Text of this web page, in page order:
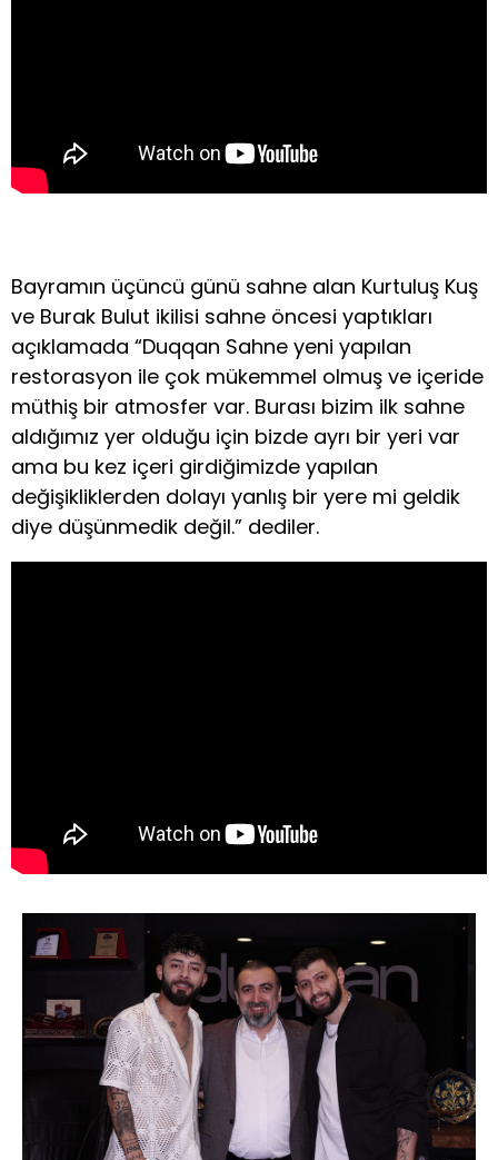
Bayramın üçüncü günü sahne alan Kurtuluş Kuş
ve Burak Bulut ikilisi sahne öncesi yaptıkları
açıklamada “Duqqan Sahne yeni yapılan
restorasyon ile çok mükemmel olmuş ve içeride
müthiş bir atmosfer var. Burası bizim ilk sahne
aldığımız yer olduğu için bizde ayrı bir yeri var
ama bu kez içeri girdiğimizde yapılan
değişikliklerden dolayı yanlış bir yere mi geldik
diye düşünmedik değil.” dediler.